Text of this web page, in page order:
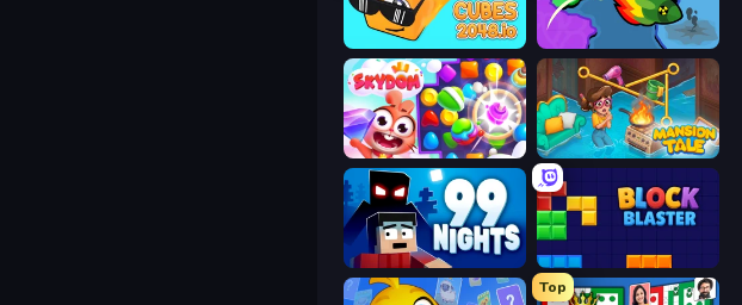
Cubes 2048.io FrontWars.io
Skydom Mansion Tale: Merge Secrets
99 Nights (Bloxd.io) Block Blaster
Top